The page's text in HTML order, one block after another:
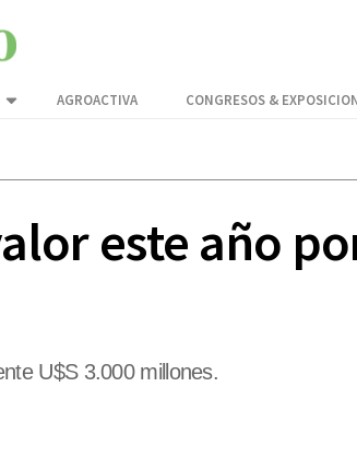
AGROACTIVA CONGRESOS &
este año
U$S 3.000 millones.